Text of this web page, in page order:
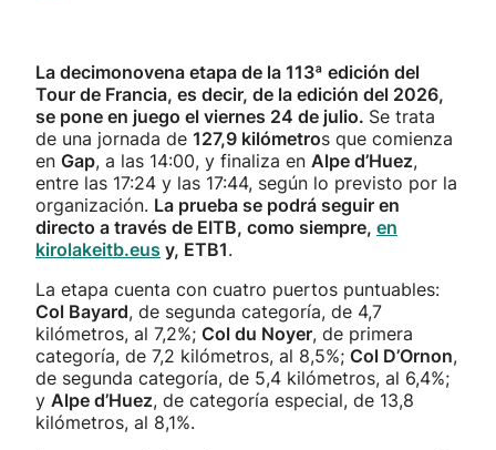
La decimonovena etapa de la 113ª edición del
Tour de Francia, es decir, de la edición del 2026,
se pone en juego el viernes 24 de julio. Se trata
de una jornada de 127,9 kilómetros que comienza
en Gap, a las 14:00, y finaliza en Alpe d’Huez,
entre las 17:24 y las 17:44, según lo previsto por la
organización. La prueba se podrá seguir en
directo a través de EITB, como siempre, en
kirolakeitb.eus y, ETB1.
La etapa cuenta con cuatro puertos puntuables:
Col Bayard, de segunda categoría, de 4,7
kilómetros, al 7,2%; Col du Noyer, de primera
categoría, de 7,2 kilómetros, al 8,5%; Col D’Ornon,
de segunda categoría, de 5,4 kilómetros, al 6,4%;
y Alpe d’Huez, de categoría especial, de 13,8
kilómetros, al 8,1%.